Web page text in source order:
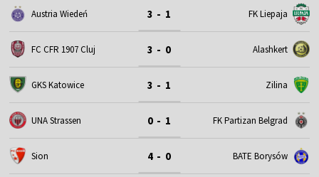
Austria Wiedeń 3 - 1 FK Liepaja
FC CFR 1907 Cluj 3 - 0 Alashkert
GKS Katowice 3 - 1 Zilina
UNA Strassen 0 - 1 FK Partizan Belgrad
Sion 4 - 0 BATE Borysów